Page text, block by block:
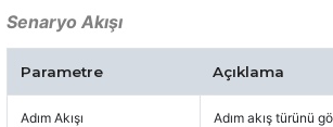
Senaryo Akışı
Parametre Açıklama
Adım Akışı Adım akış türünü